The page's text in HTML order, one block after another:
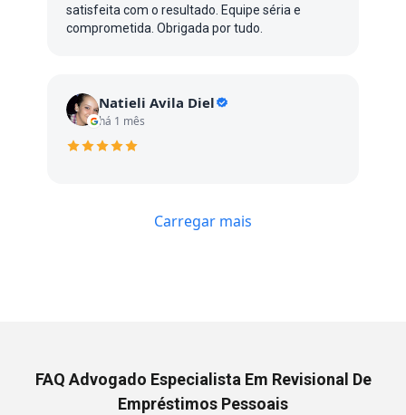
satisfeita com o resultado. Equipe séria e
comprometida. Obrigada por tudo.
Natieli Avila Diel
há 1 mês
Carregar mais
FAQ Advogado Especialista Em Revisional De
Empréstimos Pessoais